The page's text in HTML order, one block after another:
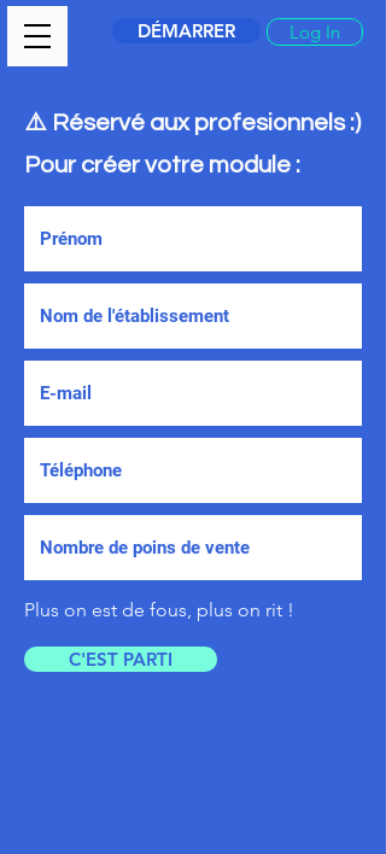
Log In
DÉMARRER
⚠️ Réservé aux profesionnels :)
Pour créer votre module :
Plus on est de fous, plus on rit !
C'EST PARTI